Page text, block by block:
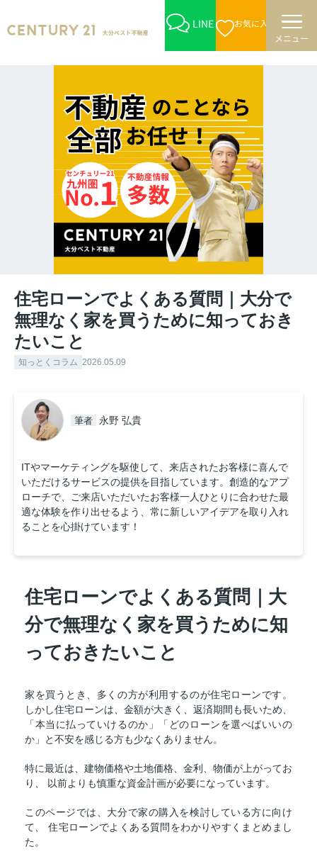
LINE
お気に入り
メニュー
住宅ローンでよくある質問｜大分で
無理なく家を買うために知っておき
たいこと
知っとくコラム 2026.05.09
筆者 永野 弘貴
ITやマーケティングを駆使して、来店されたお客様に喜んで
いただけるサービスの提供を目指しています。創造的なアプ
ローチで、ご来店いただいたお客様一人ひとりに合わせた最
適な体験を作り出せるよう、常に新しいアイデアを取り入れ
ることを心掛けています！
住宅ローンでよくある質問｜大
分で無理なく家を買うために知
っておきたいこと
家を買うとき、多くの方が利用するのが住宅ローンです。
しかし住宅ローンは、金額が大きく、返済期間も長いため、
「本当に払っていけるのか」「どのローンを選べばいいの
か」と不安を感じる方も少なくありません。
特に最近は、建物価格や土地価格、金利、物価が上がってお
り、 以前よりも慎重な資金計画が必要になっています。
このページでは、大分で家の購入を検討している方に向け
て、 住宅ローンでよくある質問をわかりやすくまとめまし
た。